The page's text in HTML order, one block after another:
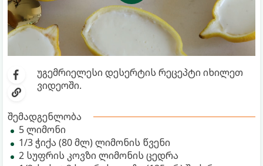
უგემრიელესი დესერტის რეცეპტი იხილეთ
ვიდეოში.
შემადგენლობა
5 ლიმონი
1/3 ჭიქა (80 მლ) ლიმონის წვენი
2 სუფრის კოვზი ლიმონის ცედრა